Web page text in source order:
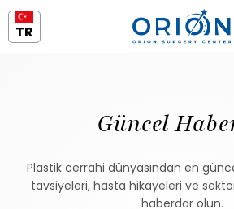
TR
Güncel
Plastik cerrahi dünyasından en
tavsiyeleri, hasta hikayeleri ve
haberdar olun.